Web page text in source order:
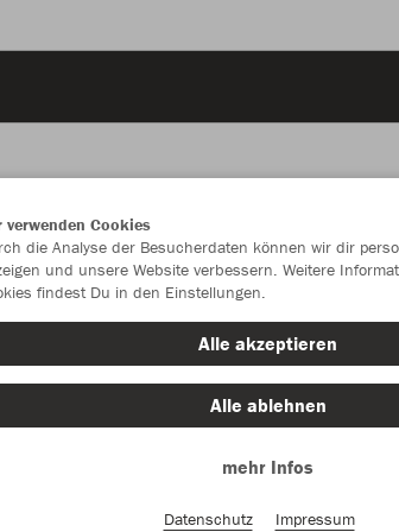
verwenden Cookies
die Analyse der Besucherdaten können wir dir
und unsere Website verbessern. Weitere
findest Du in den Einstellungen.
Alle akzeptieren
Alle ablehnen
mehr Infos
Datenschutz Impressum